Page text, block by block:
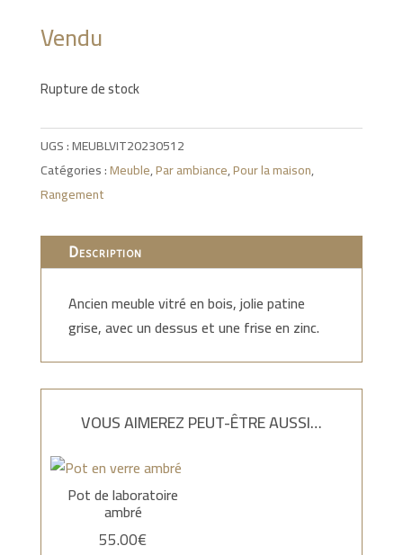
Vendu
Rupture de stock
UGS :MEUBLVIT20230512
Catégories :Meuble,Par ambiance,Pour la maison,
Rangement
Description
Ancien meuble vitré en bois, jolie patine
grise, avec un dessus et une frise en zinc.
VOUS AIMEREZ PEUT-ÊTRE AUSSI…
Pot de laboratoire
ambré
55.00€